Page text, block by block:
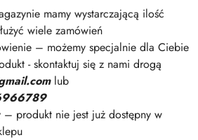
mamy wystarczającą ilość
wiele zamówień
– możemy specjalnie dla Ciebie
- skontaktuj się z nami drogą
lub
produkt nie jest już dostępny w